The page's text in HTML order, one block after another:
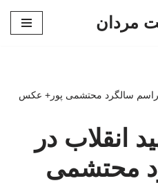
مردان
مراسم سالگرد محتشمی پور+ عکس
انقلاب در
محتشمی